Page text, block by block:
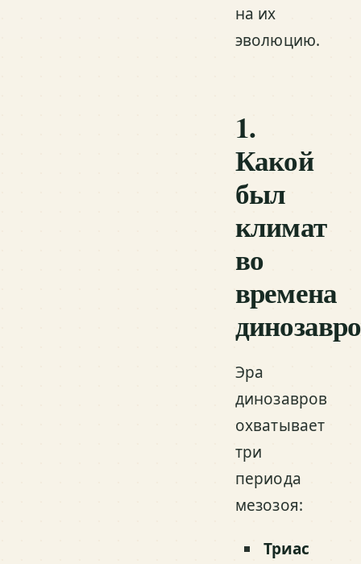
на их
эволюцию.
1.
Какой
был
климат
во
времена
Эра
динозавров
охватывает
три
периода
мезозоя:
Триас